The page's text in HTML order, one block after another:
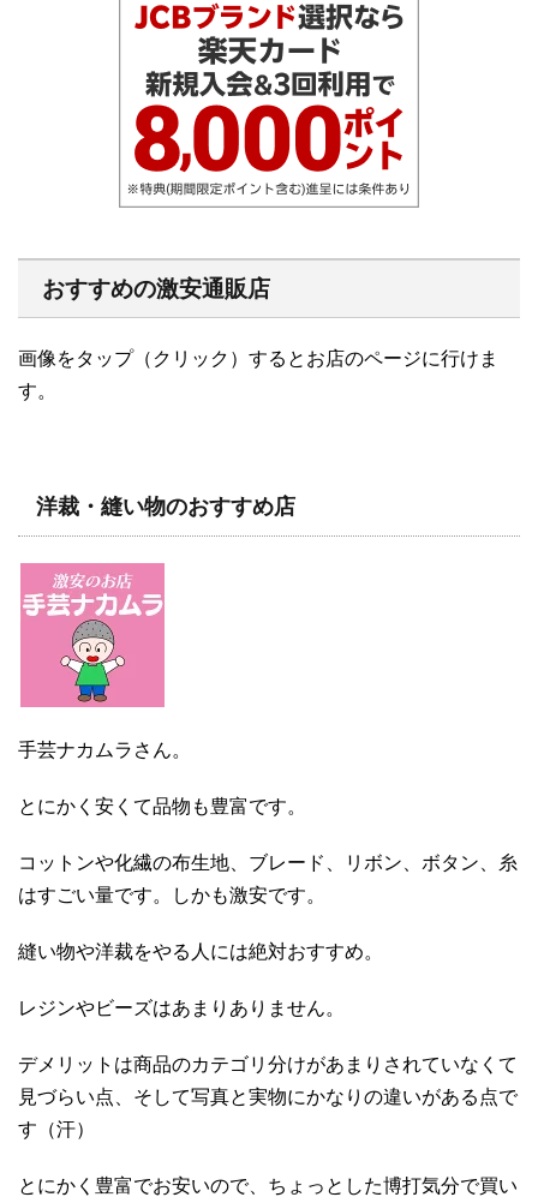
おすすめの激安通販店
画像をタップ（クリック）するとお店のページに行けま
す。
洋裁・縫い物のおすすめ店
手芸ナカムラさん。
とにかく安くて品物も豊富です。
コットンや化繊の布生地、ブレード、リボン、ボタン、糸
はすごい量です。しかも激安です。
縫い物や洋裁をやる人には絶対おすすめ。
レジンやビーズはあまりありません。
デメリットは商品のカテゴリ分けがあまりされていなくて
見づらい点、そして写真と実物にかなりの違いがある点で
す（汗）
とにかく豊富でお安いので、ちょっとした博打気分で買い